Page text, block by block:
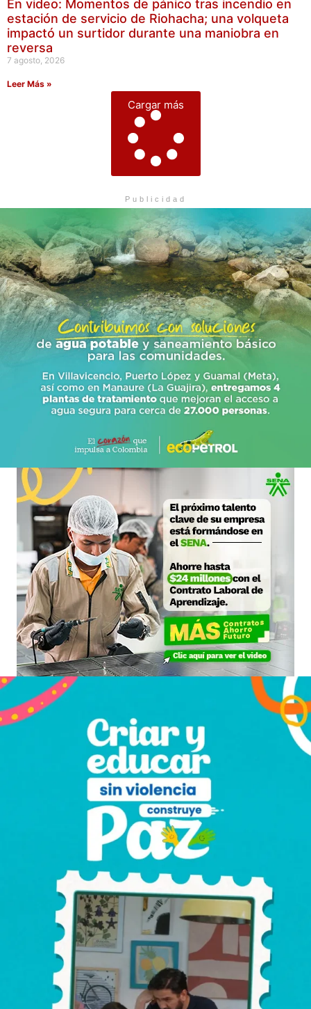
En video: Momentos de pánico tras incendio en
estación de servicio de Riohacha; una volqueta
impactó un surtidor durante una maniobra en
reversa
7 agosto, 2026
Leer Más »
Cargar más
Publicidad